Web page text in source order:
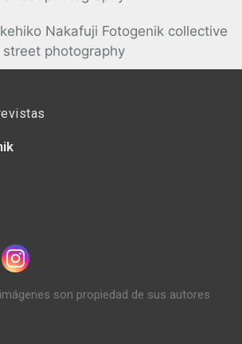
son propiedad de sus autores